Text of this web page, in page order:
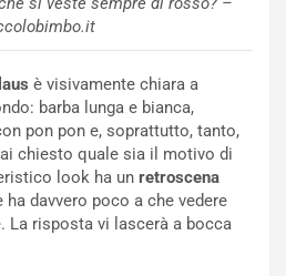
è visivamente chiara a
barba lunga e bianca,
pon pon e, soprattutto, tanto,
chiesto quale sia il motivo di
look ha un retroscena
davvero poco a che vedere
La risposta vi lascerà a bocca